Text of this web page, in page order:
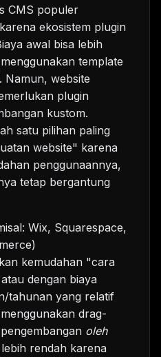
CMS populer
ekosistem plugin
awal bisa lebih
template
Namun, website
plugin
kustom.
satu pilihan paling
website" karena
penggunaannya,
tetap bergantung
Wix, Squarespace,
kemudahan "cara
dengan biaya
tahunan yang relatif
drag-
oleh
rendah karena